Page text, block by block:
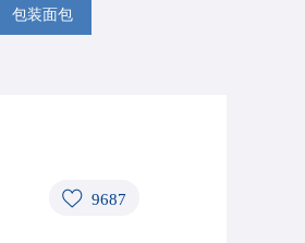
包装面包
9687